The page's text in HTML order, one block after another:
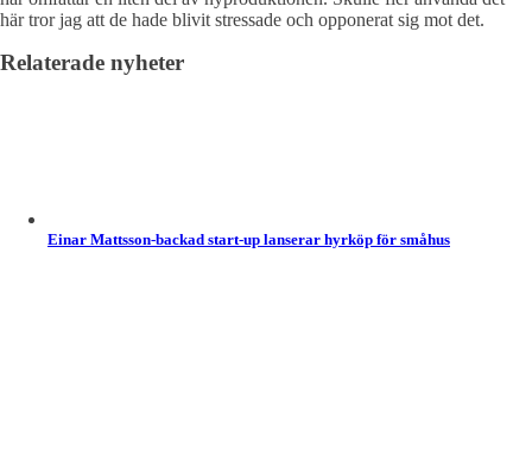
här tror jag att de hade blivit stressade och opponerat sig mot det.
Relaterade nyheter
Einar Mattsson-backad start-up lanserar hyrköp för småhus